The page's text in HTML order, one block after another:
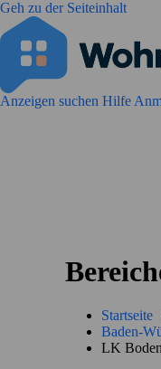
Geh zu der Seiteinhalt
Anzeigen suchen Hilfe
Startseite
Baden-
LK